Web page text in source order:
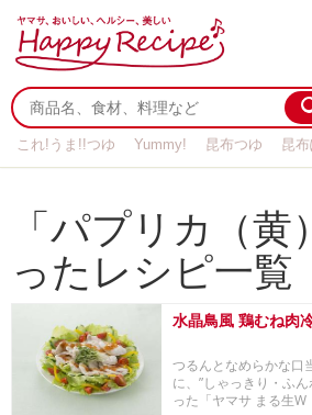
これ!うま!!つゆ Yummy! 昆布つゆ 昆
「パプリカ（黄
ったレシピ一覧
水晶鳥風 鶏むね肉
つるんとなめらかな口
に、”しゃっきり・ふ
った「ヤマサ まる生W